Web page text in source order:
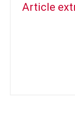
Article